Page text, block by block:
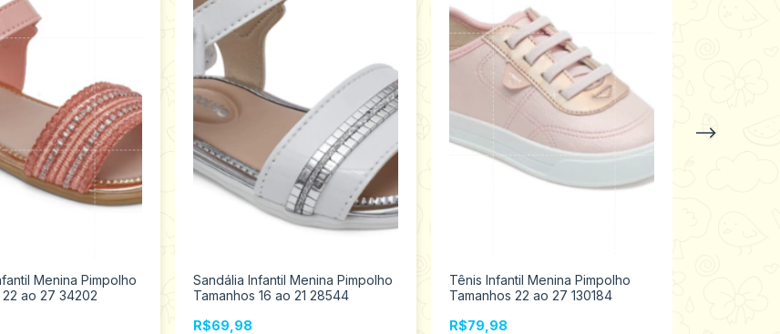
Menina Pimpolho
22 ao 27 34202
Sandália Infantil Menina Pimpolho
Tamanhos 16 ao 21 28544
R$69,98
Tênis Infantil Menina Pimpolho
Tamanhos 22 ao 27 130184
R$79,98